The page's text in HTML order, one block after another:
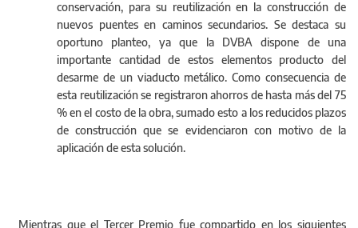
Provincia mostrando la posibilidad de emplear estructuras
metálicas fuera de uso, pero en buen estado de
conservación, para su reutilización en la construcción de
nuevos puentes en caminos secundarios. Se destaca su
oportuno planteo, ya que la DVBA dispone de una
importante cantidad de estos elementos producto del
desarme de un viaducto metálico. Como consecuencia de
esta reutilización se registraron ahorros de hasta más del 75
% en el costo de la obra, sumado esto a los reducidos plazos